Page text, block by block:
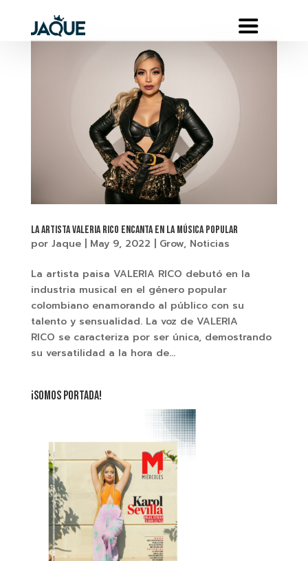
LA ARTISTA VALERIA RICO ENCANTA EN LA MÚSICA POPULAR
por Jaque| May 9, 2022 Grow, Noticias
La artista paisa VALERIA RICO debutó en la
industria musical en el género popular
colombiano enamorando al público con su
talento y sensualidad. La voz de VALERIA
RICO se caracteriza por ser única, demostrando
su versatilidad a la hora de...
¡SOMOS PORTADA!